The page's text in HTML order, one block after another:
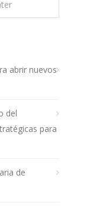
abrir nuevos
del
para
de